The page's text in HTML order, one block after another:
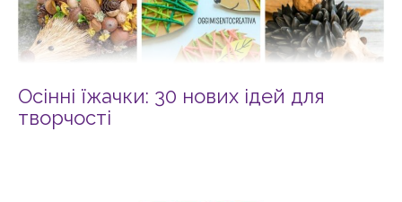
Осінні їжачки: 30 нових ідей для
творчості